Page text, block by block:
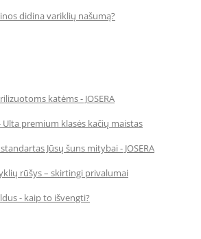
didina variklių našumą?
katėms - JOSERA
Ulta premium klasės kačių maistas
Jūsų šuns mitybai - JOSERA
rūšys – skirtingi privalumai
- kaip to išvengti?